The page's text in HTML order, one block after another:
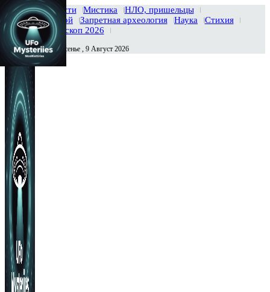
Главная Новости Мистика
НЛО, пришельцы
Тайны вселенной
Запретная археология Наука
Стихия
История
Гороскоп 2026
Сегодня Воскресенье , 9 Август 2026